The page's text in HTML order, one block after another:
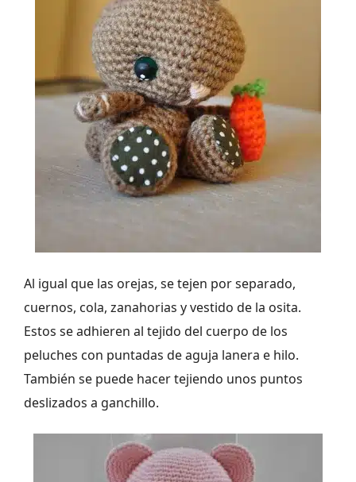
Al igual que las orejas, se tejen por separado,
cuernos, cola, zanahorias y vestido de la osita.
Estos se adhieren al tejido del cuerpo de los
peluches con puntadas de aguja lanera e hilo.
También se puede hacer tejiendo unos puntos
deslizados a ganchillo.